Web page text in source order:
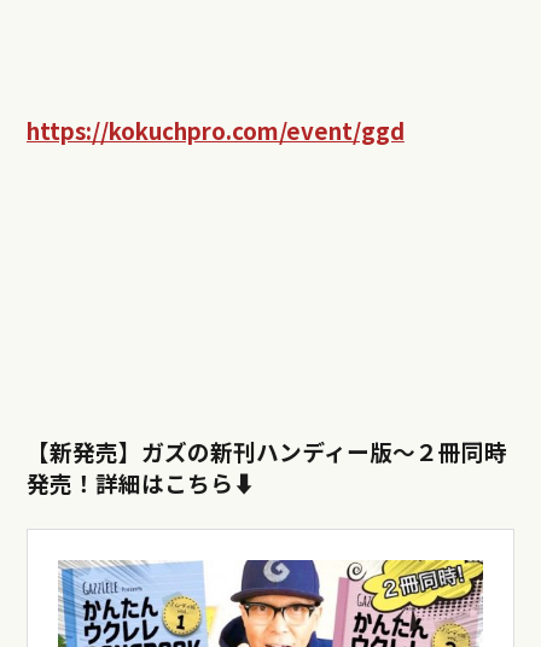
https://kokuchpro.com/event/ggd
【新発売】ガズの新刊ハンディー版〜２冊同時
発売！詳細はこちら⬇︎